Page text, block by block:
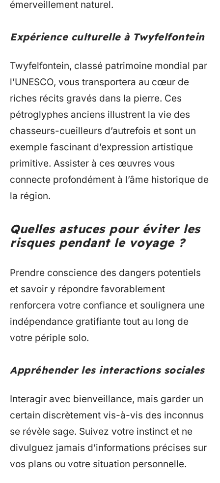
émerveillement naturel.
Expérience culturelle à Twyfelfontein
Twyfelfontein, classé patrimoine mondial par
l’UNESCO, vous transportera au cœur de
riches récits gravés dans la pierre. Ces
pétroglyphes anciens illustrent la vie des
chasseurs-cueilleurs d’autrefois et sont un
exemple fascinant d’expression artistique
primitive. Assister à ces œuvres vous
connecte profondément à l’âme historique de
la région.
Quelles astuces pour éviter les
risques pendant le voyage ?
Prendre conscience des dangers potentiels
et savoir y répondre favorablement
renforcera votre confiance et soulignera une
indépendance gratifiante tout au long de
votre périple solo.
Appréhender les interactions sociales
Interagir avec bienveillance, mais garder un
certain discrètement vis-à-vis des inconnus
se révèle sage. Suivez votre instinct et ne
divulguez jamais d’informations précises sur
vos plans ou votre situation personnelle.